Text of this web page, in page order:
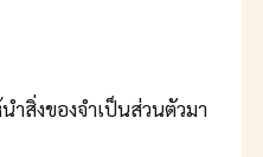
ำสิ่งของจำเป็นส่วนตัวมา